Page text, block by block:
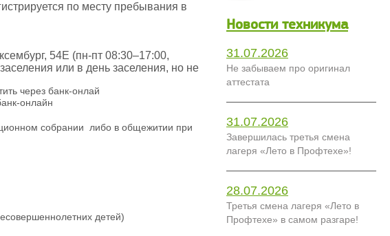
по месту пребывания в
54Е (пн-пт 08:30–17:00,
или в день заселения, но не
через банк-онлай
онлайн
собрании либо в общежитии при
детей)
Новости техникума
31.07.2026
Не забываем про оригинал
аттестата
31.07.2026
Завершилась третья смена
лагеря «Лето в Профтехе»!
28.07.2026
Третья смена лагеря «Лето в
Профтехе» в самом разгаре!